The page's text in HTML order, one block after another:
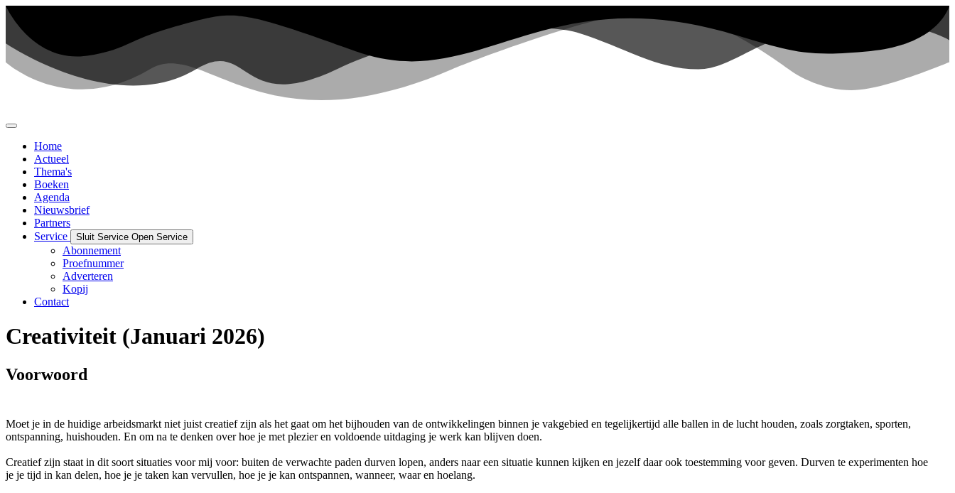
Ga
naar
inhoud
Home
Actueel
Thema's
Boeken
Agenda
Nieuwsbrief
Partners
Service
Sluit Service Open Service
Abonnement
Proefnummer
Adverteren
Kopij
Contact
Creativiteit (Januari 2026)
Voorwoord
Moet je in de huidige arbeidsmarkt niet juist creatief zijn als het gaat om het bijhouden van de ontwikkelingen binnen je vakgebied en tegelijkertijd alle ballen in de lucht houden, zoals zorgtaken, sporten,
ontspanning, huishouden. En om na te denken over hoe je met plezier en voldoende uitdaging je werk kan blijven doen.
Creatief zijn staat in dit soort situaties voor mij voor: buiten de verwachte paden durven lopen, anders naar een situatie kunnen kijken en jezelf daar ook toestemming voor geven. Durven te experimenten hoe
je je tijd in kan delen, hoe je je taken kan vervullen, hoe je je kan ontspannen, wanneer, waar en hoelang.